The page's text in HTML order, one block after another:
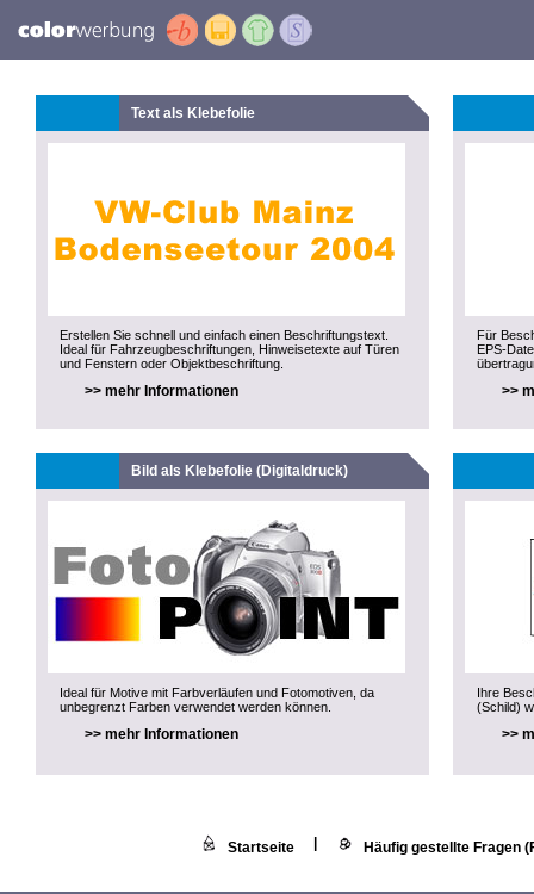
Text als Klebefolie
Erstellen Sie schnell und einfach einen Beschriftungstext.
Ideal für Fahrzeugbeschriftungen, Hinweisetexte auf Türen
und Fenstern oder Objektbeschriftung.
>> mehr Informationen
Für
EPS-
>>
Bild als Klebefolie (Digitaldruck)
Ideal für Motive mit Farbverläufen und Fotomotiven, da
unbegrenzt Farben verwendet werden können.
>> mehr Informationen
Ihre
(Schild)
>>
Startseite Häufig gestellte Fragen